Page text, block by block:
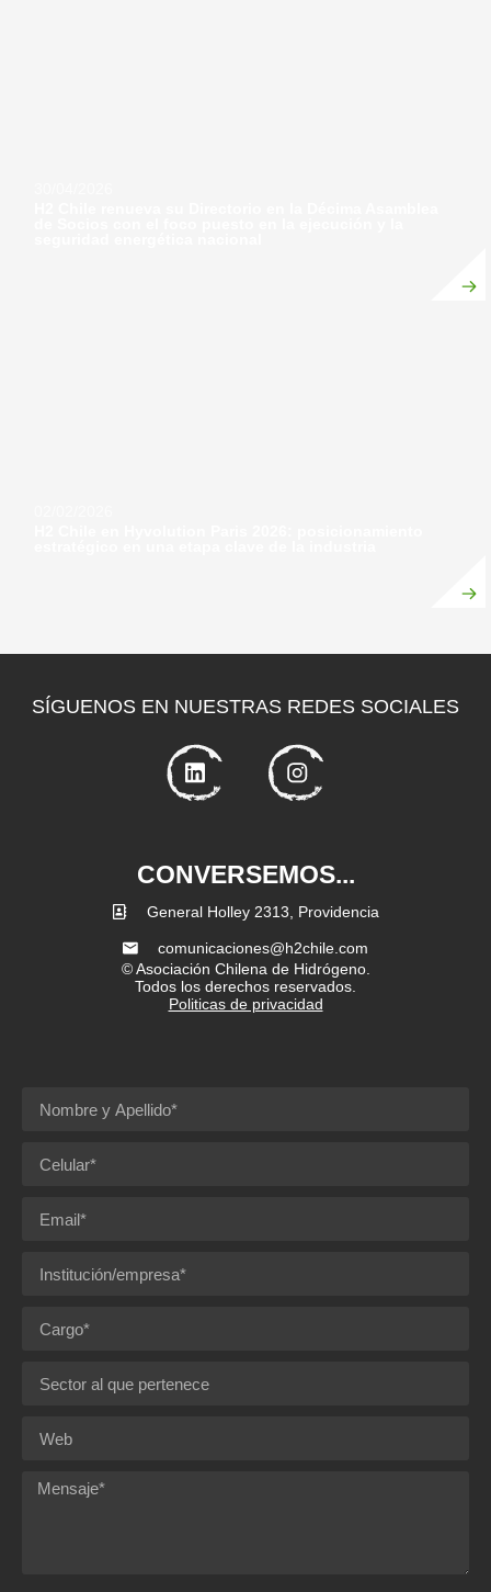
SÍGUENOS EN NUESTRAS REDES SOCIALES
CONVERSEMOS...
General Holley 2313, Providencia
comunicaciones@h2chile.com
© Asociación Chilena de Hidrógeno.
Todos los derechos reservados.
Politicas de privacidad